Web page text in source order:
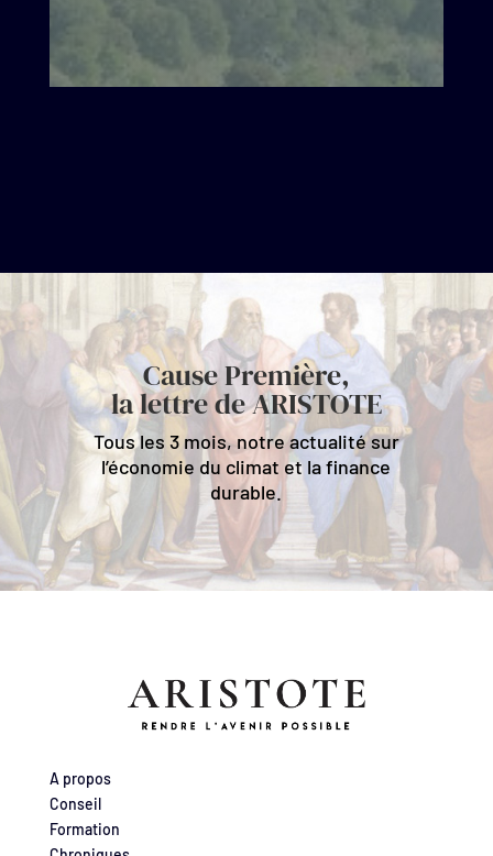
Cause Première,
la lettre de ARISTOTE
Tous les 3 mois, notre actualité sur
l’économie du climat et la finance
durable.
A propos
Conseil
Formation